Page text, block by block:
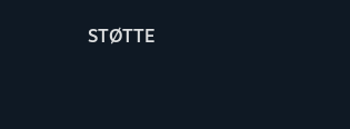
STØTTE